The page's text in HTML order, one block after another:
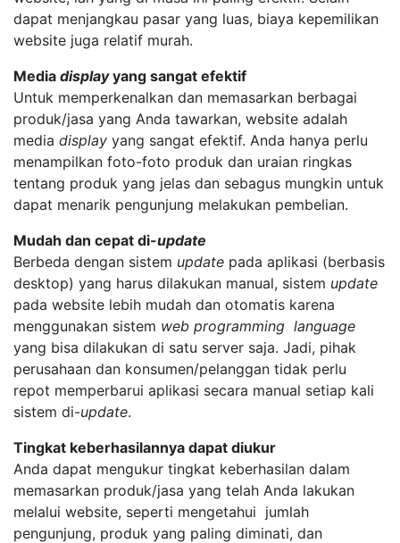
dapat menjangkau pasar yang luas, biaya kepemilikan
website juga relatif murah.
Media displayyang sangat efektif
Untuk memperkenalkan dan memasarkan berbagai
produk/jasa yang Anda tawarkan, website adalah
media display yang sangat efektif. Anda hanya perlu
menampilkan foto-foto produk dan uraian ringkas
tentang produk yang jelas dan sebagus mungkin untuk
dapat menarik pengunjung melakukan pembelian.
Mudah dan cepat di-update
Berbeda dengan sistem update pada aplikasi (berbasis
desktop) yang harus dilakukan manual, sistem update
pada website lebih mudah dan otomatis karena
menggunakan sistem web programming language
yang bisa dilakukan di satu server saja. Jadi, pihak
perusahaan dan konsumen/pelanggan tidak perlu
repot memperbarui aplikasi secara manual setiap kali
sistem di-update.
Tingkat keberhasilannya dapat diukur
Anda dapat mengukur tingkat keberhasilan dalam
memasarkan produk/jasa yang telah Anda lakukan
melalui website, seperti mengetahui jumlah
pengunjung, produk yang paling diminati, dan